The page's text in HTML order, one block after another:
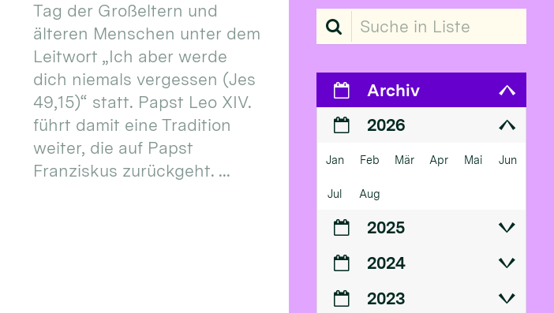
Tag der Großeltern und
älteren Menschen unter dem
Leitwort „Ich aber werde
dich niemals vergessen (Jes
49,15)“ statt. Papst Leo XIV.
führt damit eine Tradition
weiter, die auf Papst
Franziskus zurückgeht. ...
Suche in Liste
Archiv
2026
Jan Feb Mär Apr Mai Jun
Jul Aug
2025
2024
2023